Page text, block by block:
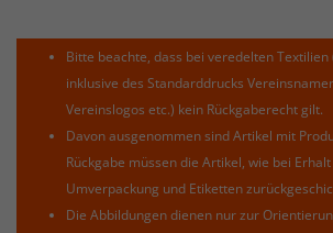
Bitte beachte, dass bei veredelten
inklusive des Standarddrucks
Vereinslogos etc.) kein Rückgaberecht gilt.
Davon ausgenommen sind Artikel mit
Rückgabe müssen die Artikel, wie bei
Umverpackung und Etiketten
Die Abbildungen dienen nur zur